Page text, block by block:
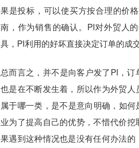
果是投标，可以使买方按合理的价
南，作为销售的确认。 PI对外贸人
具， PI利用的好坏直接决定订单的成交
总而言之，并不是向客户发了PI ，
也是在不断发生着，所以作为外贸
属于哪一类，是不是意向明确，如何
业为了提高自己的优势，不惜代价
果遇到这种情况也是没有任何办法